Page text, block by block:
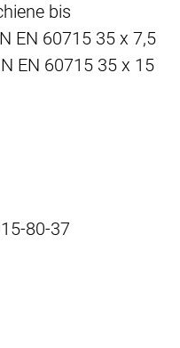
bis
EN 60715 35 x 7,5
EN 60715 35 x 15
80-37